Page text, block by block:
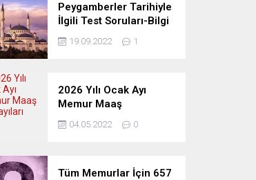
Peygamberler Tarihiyle
İlgili Test Soruları-Bilgi
Yarışması
19.09.2022 1
2026 Yılı Ocak Ayı
Memur Maaş
Katsayıları
04.05.2022 0
Tüm Memurlar İçin 657